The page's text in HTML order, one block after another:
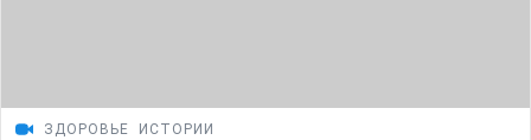
ЗДОРОВЬЕ ИСТОРИИ